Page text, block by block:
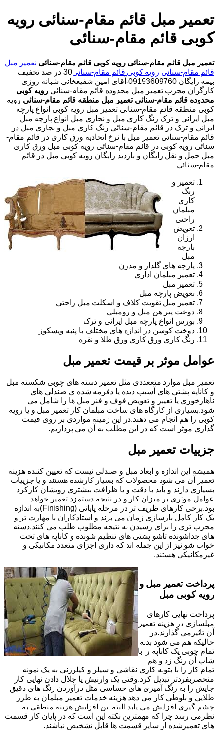
تعمیر مبل قائم مقام-سنائی رویه
کوبی قائم مقام-سنائی
تعمیر مبل قائم مقام-سنائی رویه کوبی قائم مقام-سنائی تعمیر مبل
قائم مقام-سنائی رویه کوبی قائم مقام-سنائی
30 در صد تخفیف
بیمه رایگان 09193609760-آقای امین شفیعخانی شبانه روزی
کارگران مجرب تعمیر مبل محدوده قائم مقام-سنائی رویه کوبی
محدوده قائم مقام-سنائی تعمیر مبل منطقه قائم مقام-سنائی رویه
کوبی منطقه قائم مقام-سنائی تعمیر مبل رویه کوبی انواع پارچه
مبل ایرانی و ترک رنگ کاری مبل و نجاری مبل انواع پارچه مبل
ایرانی و ترک در قائم مقام-سنائی رنگ کاری مبل و نجاری مبل در
قائم مقام-سنائی تعمیر مبل با نرخ اتحادیه ورق کاری در قائم مقام-
سنائی رویه کوبی در قائم مقام-سنائی رویه کوبی مبل ورق کاری
مبل حمل و نقل رایگان و بازدید رایگان رویه کوبی مبل در قائم
مقام-سنائی
تعمیر و
رنگ
کاری
مبلمان
راحتی
تعویض
ارزان
پارچه
مبل
پارچه های گلدار و مدرن
تعمیر مبلمان اداری
تعمیر مبل
تعویض پارچه مبل
تعمیر مبل تقویت کلاف و اسکلت مبل راحتی
دوخت پیراهن مبل و رومبلی
بورس انواع پارچه مبل ایرانی و ترک
دوخت کوسن در اندازه های مختلف با پنبه ویسکوز
رنگ کاری ورق کاری ورق طلا و نقره
عوامل موثر بر قیمت تعمیر مبل
تعمیر مبل موارد متععددی مثل تعمیر دسته های چوبی شکسته مبل
و کاناپه پشتی های آسیب دیده یا دفرمه شده ی صندلی های
ناهارخوری یا تعییر و تعویض فوف و فنر مبل ها را شامل می
شود.بسیاری از کارگاه های ساخت مبلمان کار تعمیر مبل و یا رویه
کوبی را هم انجام می دهند.در این زمینه مواردی بر روی قیمت
گذاری موثر است که در این مطلب به آن می پردازیم.
جزییات تعمیر مبل
همیشه این اندازه و ابعاد مبل و صندلی نیست که تعیین کننده هزینه
تعمیر آن می شود محصولات که بسیار کارشده هستند و یا جزییات
بسیاری دارند و باید با دقت و یا ظرافت بیشتری رویشان کارکرد
عوامل موثری بر میزان کار و در نتیجه دستمزد تعمیر خواهد
بود.برخی کارهای ظریف تر در مرحله پایانی (Finishing)به اندازه
یک کار کامل بازسازی زمان می برند و استادکاران با مهارت تر و
مجرب تری را برای رسیدن به نتیجه مطلوب طلب می کنند.دسته
های جداشونده تاشو پشتی های تنظیم شونده و کاناپه های تخت
خواب شو نیز از این جمله اند که داری اجزای متعدد مکانیکی و
غیرمکانیکی هستند.
پرداخت تعمیر مبل و
رویه کوبی مبل
پرداخت نهایی کارهای
مبلسازی در هزینه تعمیر
آن تاثیرمی گذارند.در
حالیکه هم می شود بدنه
تمام چوبی یک کاناپه را با
شاپ آن رنگ زد و هم
تمام کار را با بتونه کاری نقاشی و سیلر و کیلرزنی به یک نمونه
منحصربفردتر تبدیل کرد.وقتی یک وارنیش یا جلال دادن نهایی کار
جایش را به رنگ آمیزی های حساسی مثل درآوردن رنگ های دقیق
طلایی و بلوطی کار می دهد هزینه خدمات تعمیر مبلمان به طرز
چشم گیری افزایش می یابد.البته این افزایش هزینه منطقی به
نظرمی رسد چرا که مهمترین نکته این است که در پایان کار قسمت
های تعمیرشده از سایر قسمت ها قابل تشخیص نباشند.